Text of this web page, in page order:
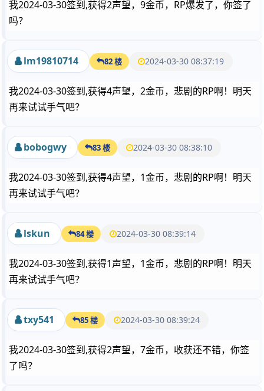
我2024-03-30签到,获得2声望，9金币，RP爆发了，你签了
吗？
lm19810714 82 楼 2024-03-30 08:37:19
我2024-03-30签到,获得4声望，2金币，悲剧的RP啊！明天
再来试试手气吧？
bobogwy 83 楼 2024-03-30 08:38:10
我2024-03-30签到,获得4声望，1金币，悲剧的RP啊！明天
再来试试手气吧？
lskun 84 楼 2024-03-30 08:39:14
我2024-03-30签到,获得1声望，1金币，悲剧的RP啊！明天
再来试试手气吧？
txy541 85 楼 2024-03-30 08:39:24
我2024-03-30签到,获得2声望，7金币，收获还不错，你签
了吗？